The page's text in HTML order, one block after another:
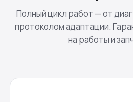
Полный цикл работ — от
протоколом адаптации.
на работы и